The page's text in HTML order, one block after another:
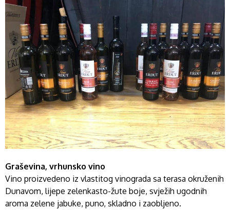
Graševina, vrhunsko vino
Vino proizvedeno iz vlastitog vinograda sa terasa okruženih
Dunavom, lijepe zelenkasto-žute boje, svježih ugodnih
aroma zelene jabuke, puno, skladno i zaobljeno.